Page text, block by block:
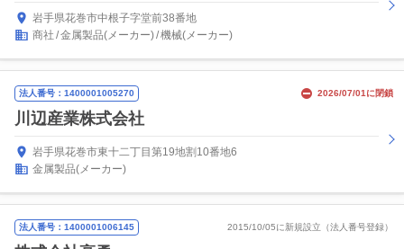
岩手県花巻市中根子字堂前38番地
商社 金属製品(メーカー) 機械(メーカー)
法人番号：1400001005270 2026/07/01に閉鎖
川辺産業株式会社
岩手県花巻市東十二丁目第19地割10番地6
金属製品(メーカー)
法人番号：1400001006145 2015/10/05に新規設立（法人番号登録）